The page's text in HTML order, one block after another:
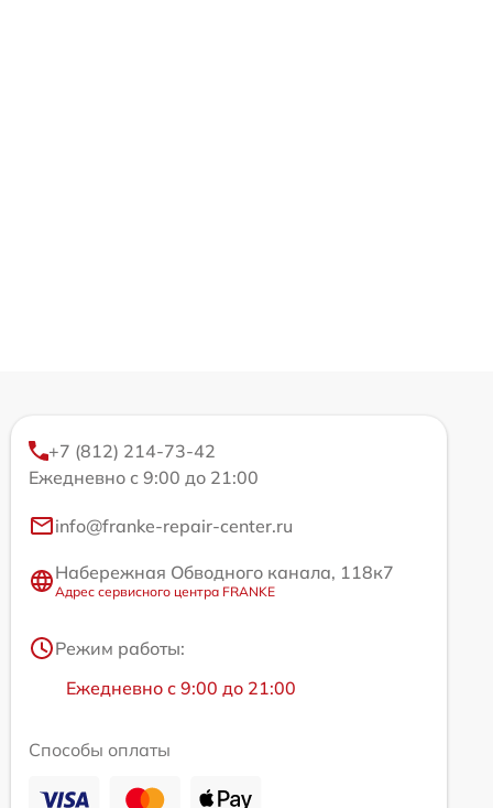
+7 (812) 214-73-42
Ежедневно с 9:00 до 21:00
info@franke-repair-center.ru
Набережная Обводного канала, 118к7
Адрес сервисного центра FRANKE
Режим работы:
Ежедневно с 9:00 до 21:00
Способы оплаты